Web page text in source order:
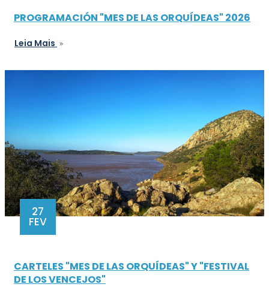
PROGRAMACIÓN "MES DE LAS ORQUÍDEAS" 2026
Leia Mais
27
FEV
CARTELES "MES DE LAS ORQUÍDEAS" Y "FESTIVAL
DE LOS VENCEJOS"